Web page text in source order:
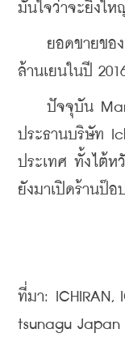
มั่นใจว่าจะยิ่งใ
ยอดขายของ
ล้านเยนในปี
ปัจจุบัน
ประธานบริษัท
ประเทศ ทั้งไต้ห
ยังมาเปิดร้านป๊
ที่มา: ICHIRAN,
tsunagu Japan